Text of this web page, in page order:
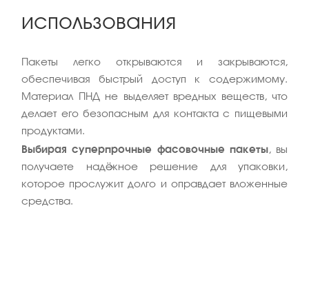
использования
Пакеты легко открываются и закрываются,
обеспечивая быстрый доступ к содержимому.
Материал ПНД не выделяет вредных веществ, что
делает его безопасным для контакта с пищевыми
продуктами.
Выбирая суперпрочные фасовочные пакеты, вы
получаете надёжное решение для упаковки,
которое прослужит долго и оправдает вложенные
средства.